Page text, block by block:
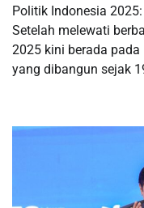
Politik Indonesia
Setelah melewati
2025 kini berada
yang dibangun sejak